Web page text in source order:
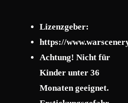
Lizenzgeber:
https://
Achtung! Nicht für
Kinder unter 36
Monaten geeignet.